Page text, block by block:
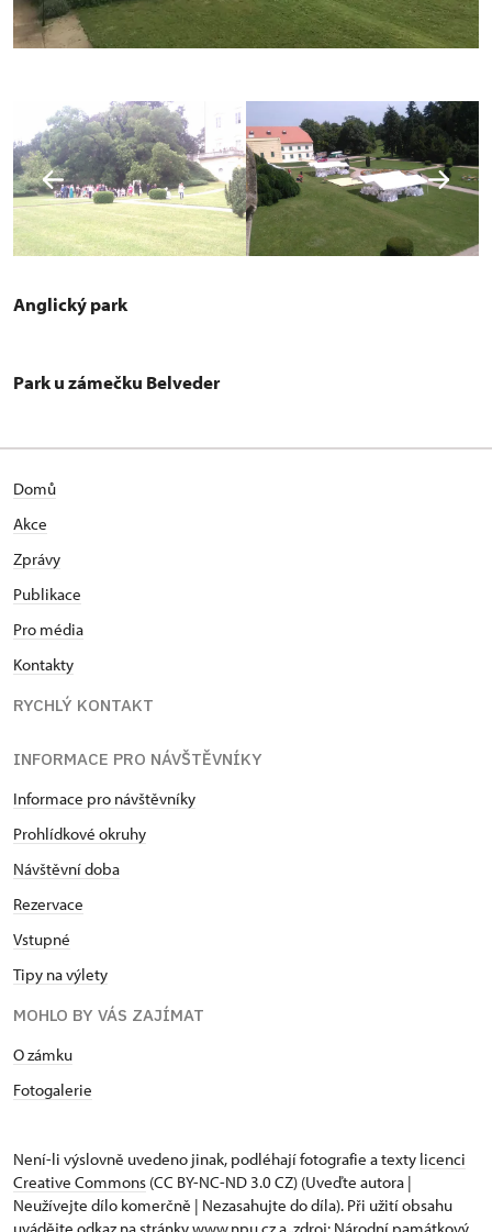
Anglický park
Park u zámečku Belveder
Domů
Akce
Zprávy
Publikace
Pro média
Kontakty
RYCHLÝ KONTAKT
INFORMACE PRO NÁVŠTĚVNÍKY
Informace pro návštěvníky
Prohlídkové okruhy
Návštěvní doba
Rezervace
Vstupné
Tipy na výlety
MOHLO BY VÁS ZAJÍMAT
O zámku
Fotogalerie
Není-li výslovně uvedeno jinak, podléhají fotografie a texty licenci
Creative Commons (CC BY-NC-ND 3.0 CZ) (Uveďte autora |
Neužívejte dílo komerčně | Nezasahujte do díla). Při užití obsahu